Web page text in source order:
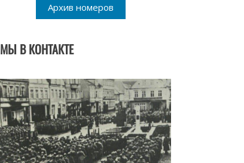
Архив номеров
МЫ В КОНТАКТЕ